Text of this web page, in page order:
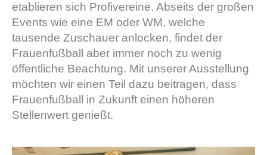
etablieren sich Profivereine. Abseits der großen
Events wie eine EM oder WM, welche
tausende Zuschauer anlocken, findet der
Frauenfußball aber immer noch zu wenig
öffentliche Beachtung. Mit unserer Ausstellung
möchten wir einen Teil dazu beitragen, dass
Frauenfußball in Zukunft einen höheren
Stellenwert genießt.